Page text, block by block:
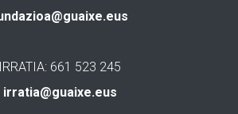
IRRATIA: 661 523 245
irratia@guaixe.eus